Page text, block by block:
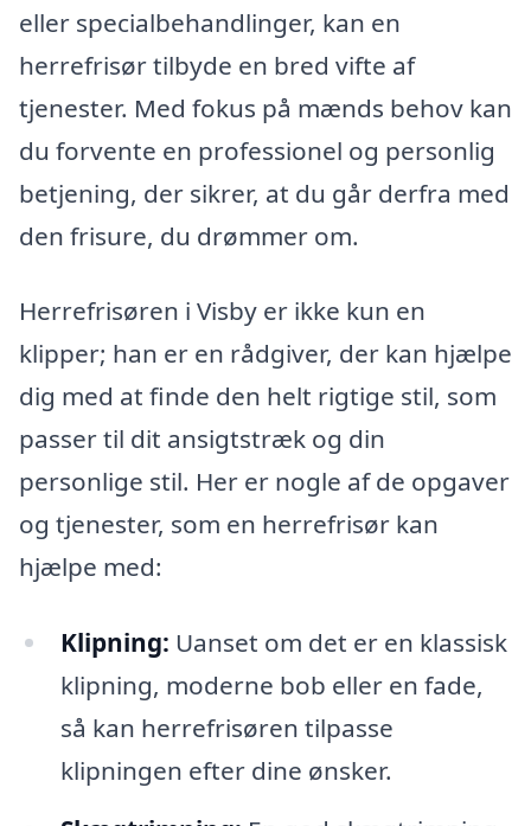
eller specialbehandlinger, kan en
herrefrisør tilbyde en bred vifte af
tjenester. Med fokus på mænds behov kan
du forvente en professionel og personlig
betjening, der sikrer, at du går derfra med
den frisure, du drømmer om.
Herrefrisøren i Visby er ikke kun en
klipper; han er en rådgiver, der kan hjælpe
dig med at finde den helt rigtige stil, som
passer til dit ansigtstræk og din
personlige stil. Her er nogle af de opgaver
og tjenester, som en herrefrisør kan
hjælpe med:
Klipning: Uanset om det er en klassisk
klipning, moderne bob eller en fade,
så kan herrefrisøren tilpasse
klipningen efter dine ønsker.